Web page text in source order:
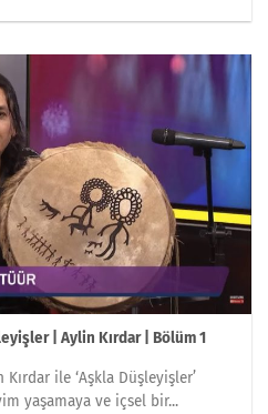
| Aylin Kırdar | Bölüm 1
ile ‘Aşkla Düşleyişler’
yaşamaya ve içsel bir...